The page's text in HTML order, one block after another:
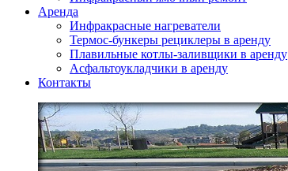
Аренда
Инфракрасные нагреватели
Термос-бункеры рециклеры в аренду
Плавильные котлы-заливщики в аренду
Асфальтоукладчики в аренду
Контакты